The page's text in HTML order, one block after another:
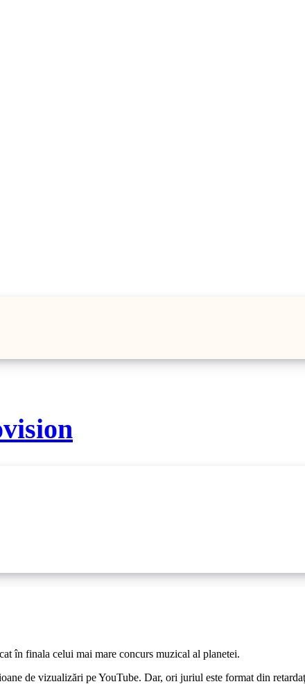
în finala celui mai mare concurs muzical al planetei.
de vizualizări pe YouTube. Dar, ori juriul este format din